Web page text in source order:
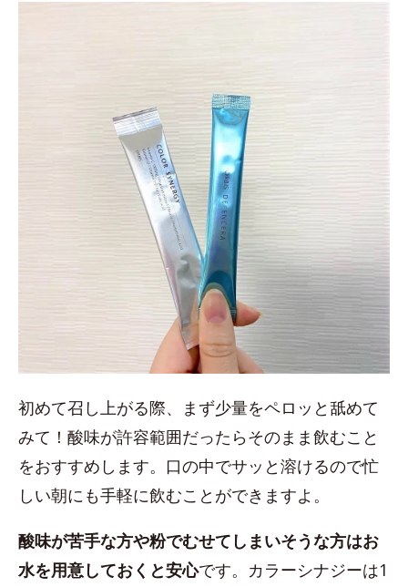
初めて召し上がる際、まず少量をペロッと舐めて
みて！酸味が許容範囲だったらそのまま飲むこと
をおすすめします。口の中でサッと溶けるので忙
しい朝にも手軽に飲むことができますよ。
酸味が苦手な方や粉でむせてしまいそうな方はお
水を用意しておくと安心です。カラーシナジーは1